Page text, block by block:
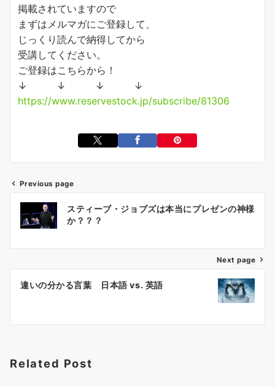
掲載されていますので
まずはメルマガにご登録して、
じっくり読んで納得してから
受講してください。
ご登録はこちらから！
↓ ↓ ↓ ↓
https://www.reservestock.jp/subscribe/81306
ビ
ン
Previous page
スティーブ・ジョブズは本当にプレゼンの神様
か？？？
Next page
違いの分かる言葉 日本語 vs. 英語
Related Post